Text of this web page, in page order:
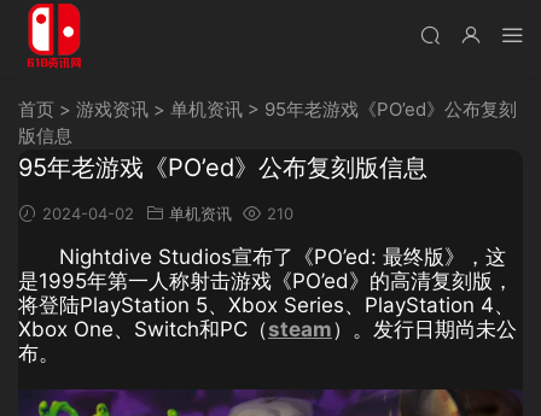
首页 > 游戏资讯 > 单机资讯 > 95年老游戏《PO’ed》公布复刻
版信息
95年老游戏《PO’ed》公布复刻版信息
2024-04-02 单机资讯 210
Nightdive Studios宣布了《PO’ed: 最终版》，这
是1995年第一人称射击游戏《PO’ed》的高清复刻版，
将登陆PlayStation 5、Xbox Series、PlayStation 4、
Xbox One、Switch和PC（steam）。发行日期尚未公
布。